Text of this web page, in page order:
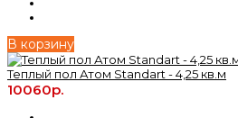
В корзину
Теплый пол Атом Standart - 4,25 кв.м
10060р.